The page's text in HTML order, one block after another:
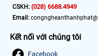
CSKH: (028) 6688.4949
Email:
Kết nối với chúng tôi
Facebook